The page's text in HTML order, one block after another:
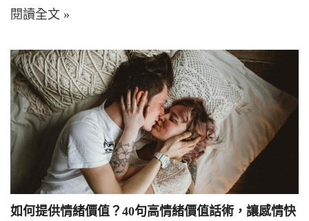
閱讀全文 »
如何提供情緒價值？40句高情緒價值話術，讓感情快